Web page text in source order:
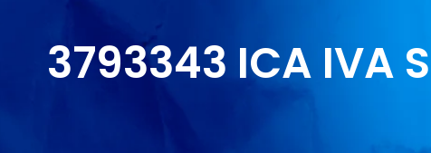
3793343 ICA IVA